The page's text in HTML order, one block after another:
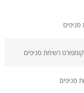
סניפים
קומפורט רשימת סניפים
סניפים